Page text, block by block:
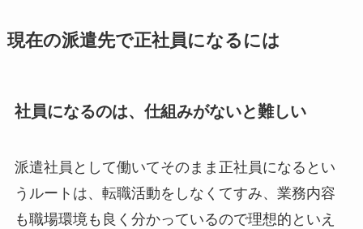
現在の派遣先で正社員になるには
社員になるのは、仕組みがないと難しい
派遣社員として働いてそのまま正社員になるとい
うルートは、転職活動をしなくてすみ、業務内容
も職場環境も良く分かっているので理想的といえ